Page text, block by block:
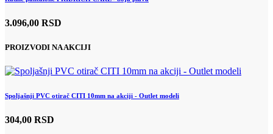
3.096,00 RSD
PROIZVODI NA AKCIJI
Spoljašnji PVC otirač CITI 10mm na akciji - Outlet modeli
304,00 RSD